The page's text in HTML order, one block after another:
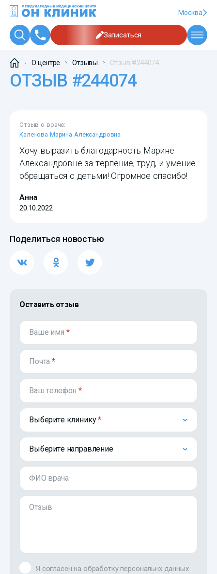
Москва
Записаться
О центре Отзывы Отзыв #244074
ОТЗЫВ #244074
Отзыв о враче:
Каленова Марина Александровна
Хочу выразить благодарность Марине
Александровне за терпение, труд, и умение
обращаться с детьми! Огромное спасибо!
Анна
20.10.2022
Поделиться новостью
Оставить отзыв
Ваше имя *
Почта*
Ваш телефон*
Выберите клинику
Выберите направление
ФИО врача
Отзыв
Я согласен на обработку персональнх данных